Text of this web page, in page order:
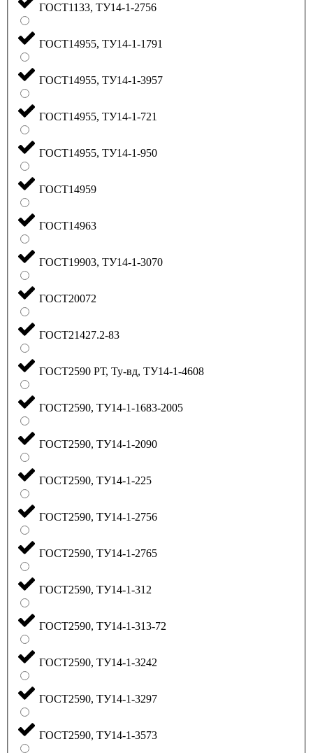
ГОСТ1133, ТУ14-1-2756
ГОСТ14955, ТУ14-1-1791
ГОСТ14955, ТУ14-1-3957
ГОСТ14955, ТУ14-1-721
ГОСТ14955, ТУ14-1-950
ГОСТ14959
ГОСТ14963
ГОСТ19903, ТУ14-1-3070
ГОСТ20072
ГОСТ21427.2-83
ГОСТ2590 РТ, Ту-вд, ТУ14-1-4608
ГОСТ2590, ТУ14-1-1683-2005
ГОСТ2590, ТУ14-1-2090
ГОСТ2590, ТУ14-1-225
ГОСТ2590, ТУ14-1-2756
ГОСТ2590, ТУ14-1-2765
ГОСТ2590, ТУ14-1-312
ГОСТ2590, ТУ14-1-313-72
ГОСТ2590, ТУ14-1-3242
ГОСТ2590, ТУ14-1-3297
ГОСТ2590, ТУ14-1-3573